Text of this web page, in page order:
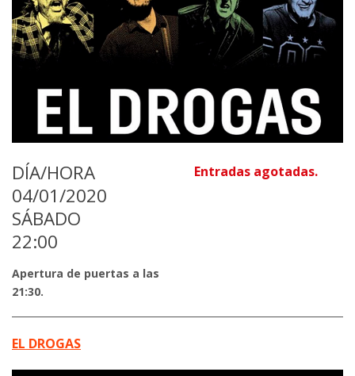
DÍA/HORA
04/01/2020
SÁBADO
22:00
Apertura de puertas a las
21:30.
Entradas agotadas.
EL DROGAS